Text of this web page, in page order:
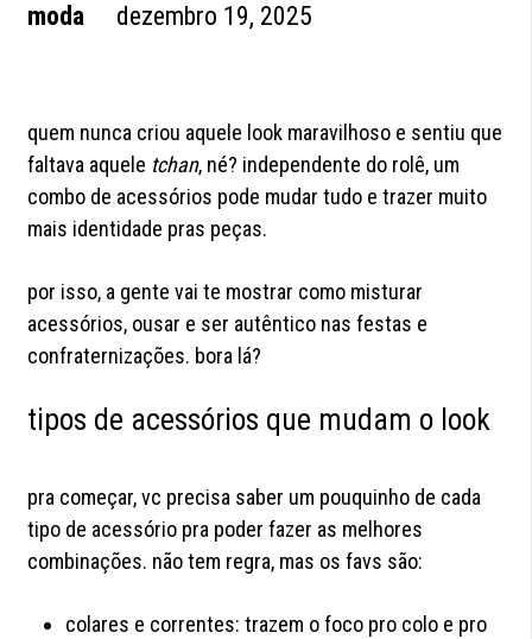
moda dezembro 19, 2025
quem nunca criou aquele look maravilhoso e sentiu que
faltava aquele tchan, né? independente do rolê, um
combo de acessórios pode mudar tudo e trazer muito
mais identidade pras peças.
por isso, a gente vai te mostrar como misturar
acessórios, ousar e ser autêntico nas festas e
confraternizações. bora lá?
tipos de acessórios que mudam o look
pra começar, vc precisa saber um pouquinho de cada
tipo de acessório pra poder fazer as melhores
combinações. não tem regra, mas os favs são:
colares e correntes: trazem o foco pro colo e pro